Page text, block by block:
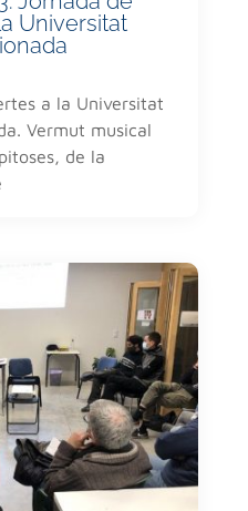
Universitat
a la Universitat
Vermut musical
de la